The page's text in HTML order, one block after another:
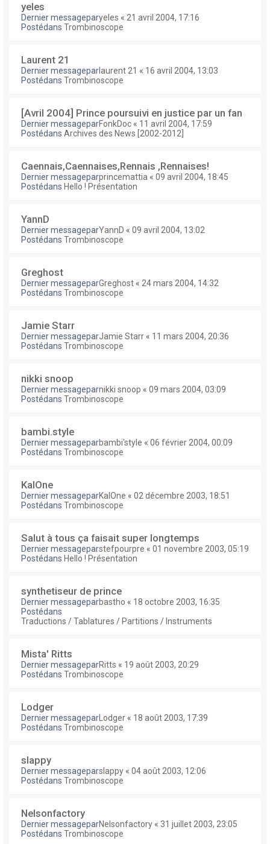
yeles
Dernier messageparyeles « 21 avril 2004, 17:16
Postédans Trombinoscope
Laurent 21
Dernier messageparlaurent 21 « 16 avril 2004, 13:03
Postédans Trombinoscope
[Avril 2004] Prince poursuivi en justice par un fan
Dernier messageparFonkDoc « 11 avril 2004, 17:59
Postédans Archives des News [2002-2012]
Caennais,Caennaises,Rennais ,Rennaises!
Dernier messageparprincemattia « 09 avril 2004, 18:45
Postédans Hello ! Présentation
YannD
Dernier messageparYannD « 09 avril 2004, 13:02
Postédans Trombinoscope
Greghost
Dernier messageparGreghost « 24 mars 2004, 14:32
Postédans Trombinoscope
Jamie Starr
Dernier messageparJamie Starr « 11 mars 2004, 20:36
Postédans Trombinoscope
nikki snoop
Dernier messageparnikki snoop « 09 mars 2004, 03:09
Postédans Trombinoscope
bambi.style
Dernier messageparbambi'style « 06 février 2004, 00:09
Postédans Trombinoscope
KalOne
Dernier messageparKalOne « 02 décembre 2003, 18:51
Postédans Trombinoscope
Salut à tous ça faisait super longtemps
Dernier messageparstefpourpre « 01 novembre 2003, 05:19
Postédans Hello ! Présentation
synthetiseur de prince
Dernier messageparbastho « 18 octobre 2003, 16:35
Postédans
Traductions / Tablatures / Partitions / Instruments
Mista' Ritts
Dernier messageparRitts « 19 août 2003, 20:29
Postédans Trombinoscope
Lodger
Dernier messagepar Lodger « 18 août 2003, 17:39
Postédans Trombinoscope
slappy
Dernier messageparslappy « 04 août 2003, 12:06
Postédans Trombinoscope
Nelsonfactory
Dernier messageparNelsonfactory « 31 juillet 2003, 23:05
Postédans Trombinoscope